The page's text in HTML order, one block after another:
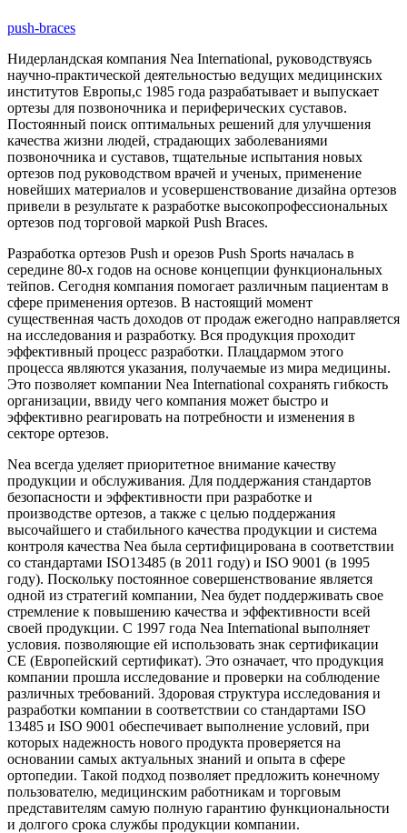
push-braces
Нидерландская компания Nea International, руководствуясь
научно-практической деятельностью ведущих медицинских
институтов Европы,с 1985 года разрабатывает и выпускает
ортезы для позвоночника и периферических суставов.
Постоянный поиск оптимальных решений для улучшения
качества жизни людей, страдающих заболеваниями
позвоночника и суставов, тщательные испытания новых
ортезов под руководством врачей и ученых, применение
новейших материалов и усовершенствование дизайна ортезов
привели в результате к разработке высокопрофессиональных
ортезов под торговой маркой Push Braces.
Разработка ортезов Push и орезов Push Sports началась в
середине 80-х годов на основе концепции функциональных
тейпов. Сегодня компания помогает различным пациентам в
сфере применения ортезов. В настоящий момент
существенная часть доходов от продаж ежегодно направляется
на исследования и разработку. Вся продукция проходит
эффективный процесс разработки. Плацдармом этого
процесса являются указания, получаемые из мира медицины.
Это позволяет компании Nea International сохранять гибкость
организации, ввиду чего компания может быстро и
эффективно реагировать на потребности и изменения в
секторе ортезов.
Nea всегда уделяет приоритетное внимание качеству
продукции и обслуживания. Для поддержания стандартов
безопасности и эффективности при разработке и
производстве ортезов, а также с целью поддержания
высочайшего и стабильного качества продукции и система
контроля качества Nea была сертифицирована в соответствии
со стандартами ISO13485 (в 2011 году) и ISO 9001 (в 1995
году). Поскольку постоянное совершенствование является
одной из стратегий компании, Nea будет поддерживать свое
стремление к повышению качества и эффективности всей
своей продукции. С 1997 года Nea International выполняет
условия. позволяющие ей использовать знак сертификации
СЕ (Европейский сертификат). Это означает, что продукция
компании прошла исследование и проверки на соблюдение
различных требований. Здоровая структура исследования и
разработки компании в соответствии со стандартами ISO
13485 и ISO 9001 обеспечивает выполнение условий, при
которых надежность нового продукта проверяется на
основании самых актуальных знаний и опыта в сфере
ортопедии. Такой подход позволяет предложить конечному
пользователю, медицинским работникам и торговым
представителям самую полную гарантию функциональности
и долгого срока службы продукции компании.